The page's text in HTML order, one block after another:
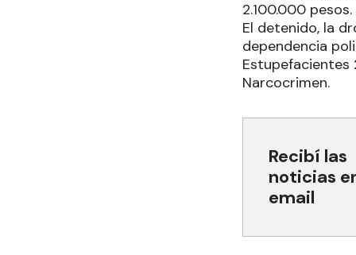
2.100.000 pesos.
El detenido, la
dependencia
Estupefacientes
Narcocrimen.
Recibí las
noticias
email